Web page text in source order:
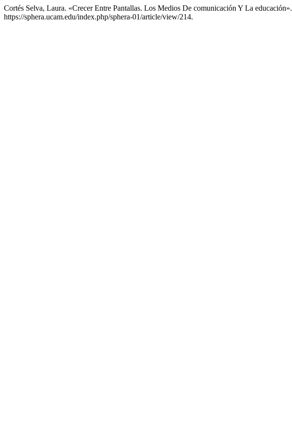
Cortés Selva, Laura. «Crecer Entre Pantallas. Los Medios De comunicación Y La educación».
https://sphera.ucam.edu/index.php/sphera-01/article/view/214.